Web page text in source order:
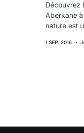
Découvrez
Aberkane
nature est
1 SEP. 2016